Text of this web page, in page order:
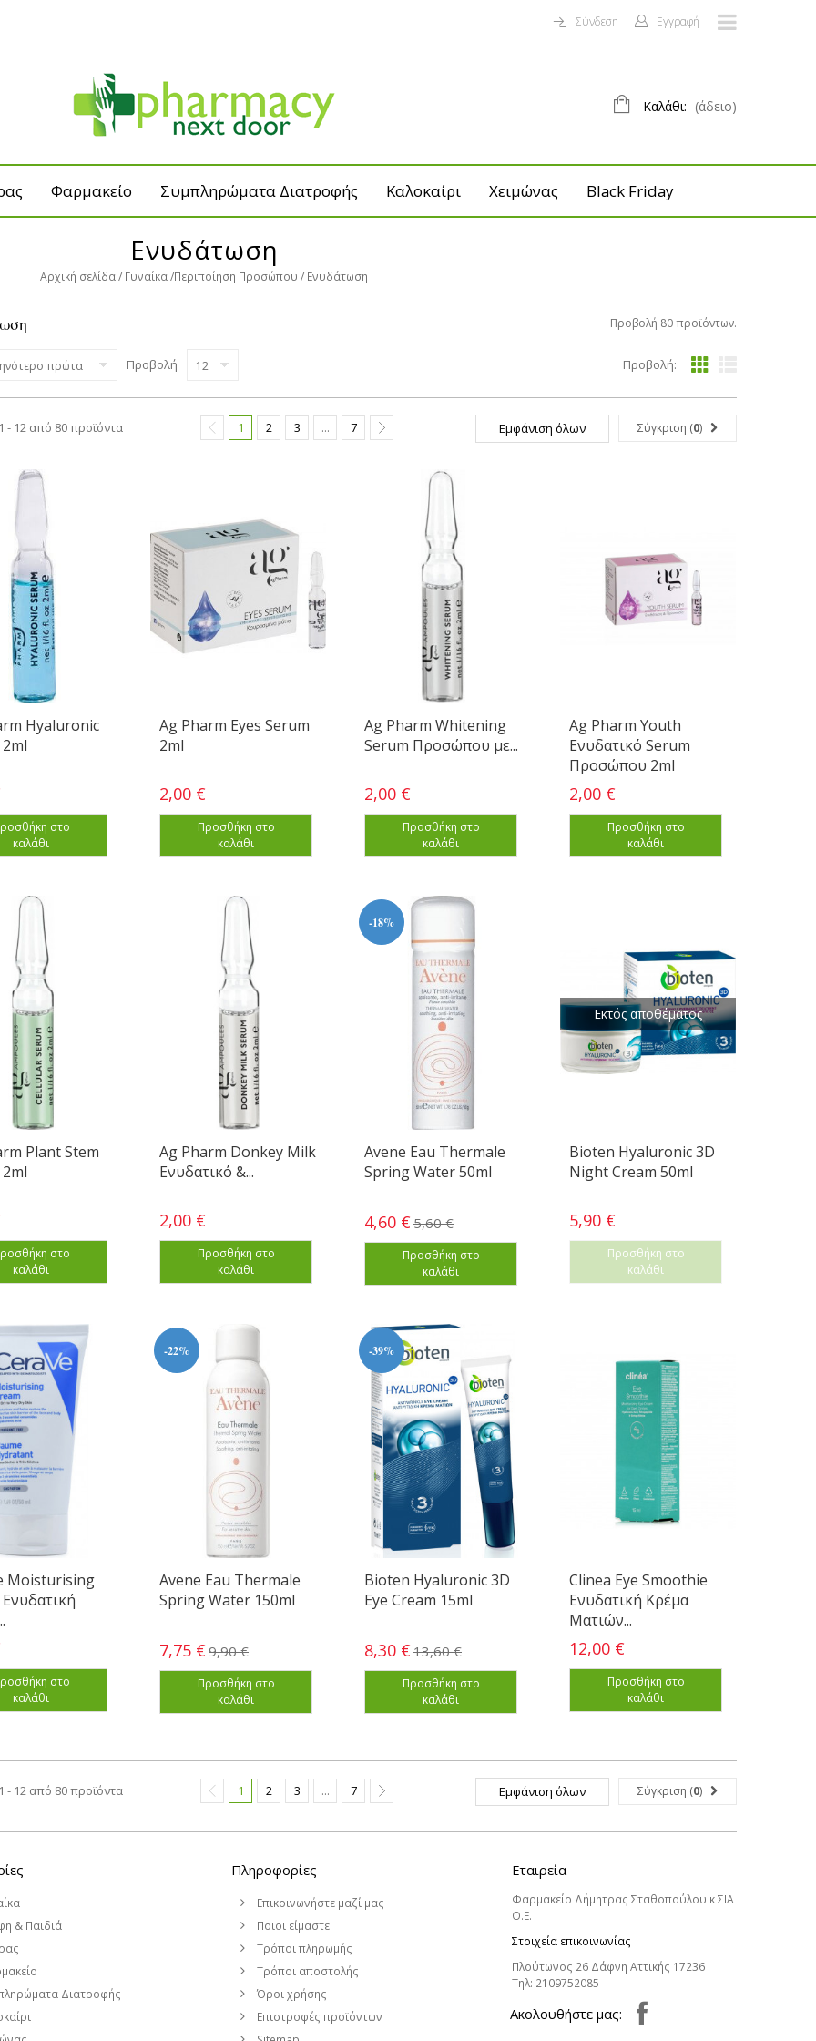
Σύνδεση Εγγραφή
Καλάθι: (άδειο)
Φαρμακείο Συμπληρώματα Διατροφής Καλοκαίρι Χειμώνας Black Friday
Ενυδάτωση
Αρχική σελίδα Γυναίκα Περιποίηση Προσώπου Ενυδάτωση
Προβολή 80 προϊόντων.
Προβολή:
πρώτα Προβολή 12
Σύγκριση (0)
Εμφάνιση όλων
1 2 3 ... 7
- 12 από 80 προϊόντα
Hyaluronic
στο
καλάθι
Ag Pharm Eyes Serum
2ml
2,00 €
Προσθήκη στο
καλάθι
Ag Pharm Whitening
Serum Προσώπου με...
2,00 €
Προσθήκη στο
καλάθι
Ag Pharm Youth
Ενυδατικό Serum
Προσώπου 2ml
2,00 €
Προσθήκη στο
καλάθι
Plant Stem
στο
καλάθι
Ag Pharm Donkey Milk
Ενυδατικό &...
2,00 €
Προσθήκη στο
καλάθι
-18%
Avene Eau Thermale
Spring Water 50ml
4,60 € 5,60 €
Προσθήκη στο
καλάθι
Εκτός αποθέματος
Bioten Hyaluronic 3D
Night Cream 50ml
5,90 €
Προσθήκη στο
καλάθι
Moisturising
στο
καλάθι
-22%
Avene Eau Thermale
Spring Water 150ml
7,75 € 9,90 €
Προσθήκη στο
καλάθι
-39%
Bioten Hyaluronic 3D
Eye Cream 15ml
8,30 € 13,60 €
Προσθήκη στο
καλάθι
Clinea Eye Smoothie
Ενυδατική Κρέμα
Ματιών...
12,00 €
Προσθήκη στο
καλάθι
Σύγκριση (0)
Εμφάνιση όλων
1 2 3 ... 7
- 12 από 80 προϊόντα
& Παιδιά
Διατροφής
Πληροφορίες
Επικοινωνήστε μαζί μας
Ποιοι είμαστε
Τρόποι πληρωμής
Τρόποι αποστολής
Όροι χρήσης
Επιστροφές προϊόντων
Εταιρεία
Φαρμακείο Δήμητρας Σταθοπούλου κ ΣΙΑ
Ο.Ε.
Στοιχεία επικοινωνίας
Πλούτωνος 26 Δάφνη Αττικής 17236
Τηλ: 2109752085
Aκολουθήστε μας: